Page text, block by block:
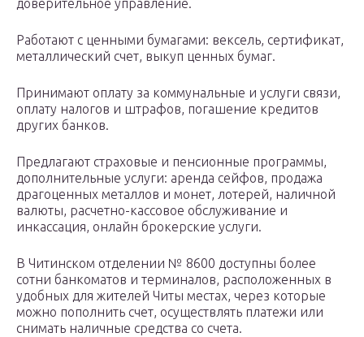
доверительное управление.
Работают с ценными бумагами: вексель, сертификат,
металлический счет, выкуп ценных бумаг.
Принимают оплату за коммунальные и услуги связи,
оплату налогов и штрафов, погашение кредитов
других банков.
Предлагают страховые и пенсионные программы,
дополнительные услуги: аренда сейфов, продажа
драгоценных металлов и монет, лотерей, наличной
валюты, расчетно-кассовое обслуживание и
инкассация, онлайн брокерские услуги.
В Читинском отделении № 8600 доступны более
сотни банкоматов и терминалов, расположенных в
удобных для жителей Читы местах, через которые
можно пополнить счет, осуществлять платежи или
снимать наличные средства со счета.